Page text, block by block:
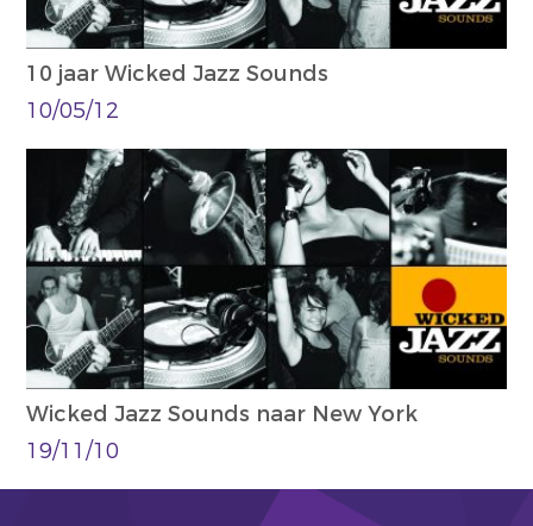
10 jaar Wicked Jazz Sounds
10/05/12
Wicked Jazz Sounds naar New York
19/11/10